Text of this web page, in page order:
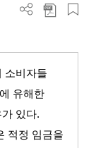
소비자들
유해한
있다.
적정 임금을